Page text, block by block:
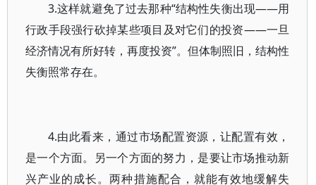
3.这样就避免了过去那种“结构性失衡出现——用
行政手段强行砍掉某些项目及对它们的投资——一旦
经济情况有所好转，再度投资”。但体制照旧，结构性
失衡照常存在。
4.由此看来，通过市场配置资源，让配置有效，
是一个方面。另一个方面的努力，是要让市场推动新
兴产业的成长。两种措施配合，就能有效地缓解失